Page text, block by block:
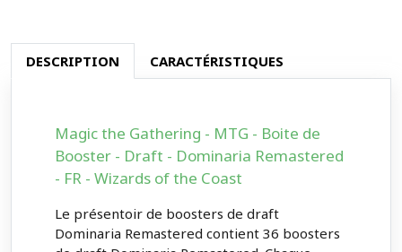
DESCRIPTION CARACTÉRISTIQUES
Magic the Gathering - MTG - Boite de
Booster - Draft - Dominaria Remastered
- FR - Wizards of the Coast
Le présentoir de boosters de draft
Dominaria Remastered contient 36 boosters